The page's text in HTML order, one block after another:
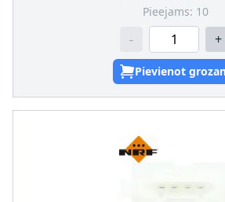
Nesatur SVHC vielas!
Spraudņa korpusa veids:
Temperatūras diapazons no [°C]
-25
Temperatūras diapazons līdz [°C] :
Vada šķērsgriezums [mm²]:0,75
Pieejams: 10
- +
Pievienot